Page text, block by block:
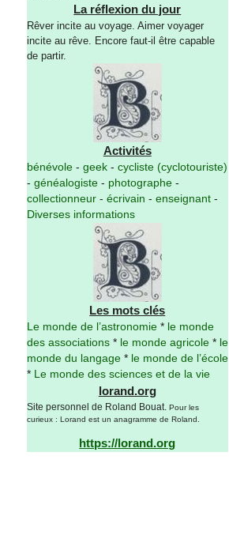
La réflexion du jour
Rêver incite au voyage. Aimer voyager
incite au rêve. Encore faut-il être capable
de partir.
Activités
bénévole- geek- cycliste (cyclotouriste)
- généalogiste- photographe-
collectionneur- écrivain - enseignant-
Diverses informations
Les mots clés
Le monde de l’astronomie* le monde
des associations* le monde agricole* le
monde du langage* le monde de l’école
*
Le monde des sciences et de la vie
lorand.org
Site personnel de Roland Bouat. Pour les
curieux : Lorand est un anagramme de Roland.
https://lorand.org